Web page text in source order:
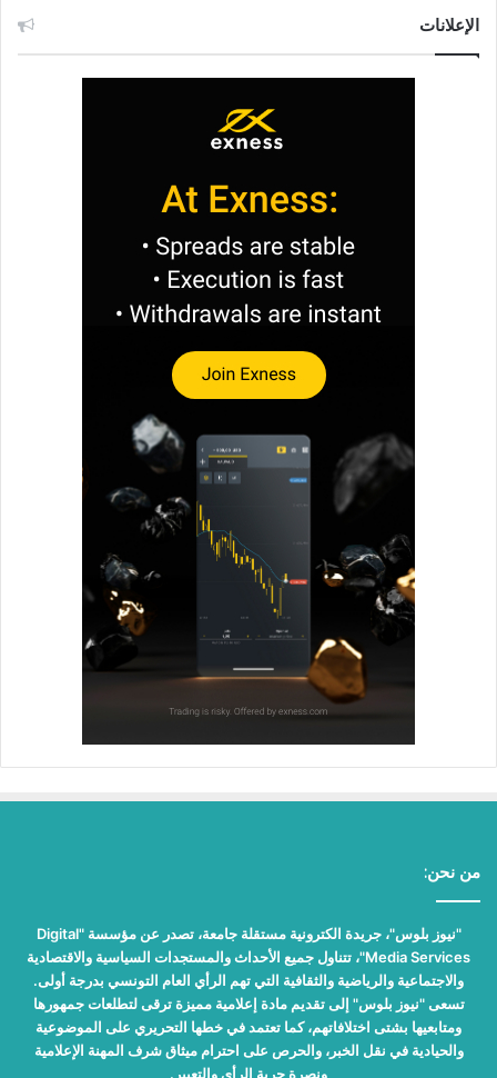
الإعلانات
من نحن:
"نيوز بلوس"، جريدة الكترونية مستقلة جامعة، تصدر عن مؤسسة "Digital
Media Services"، تتناول جميع الأحداث والمستجدات السياسية والاقتصادية
والاجتماعية والرياضية والثقافية التي تهم الرأي العام التونسي بدرجة أولى.
تسعى "نيوز بلوس" إلى تقديم مادة إعلامية مميزة ترقى لتطلعات جمهورها
ومتابعيها بشتى اختلافاتهم، كما تعتمد في خطها التحريري على الموضوعية
والحيادية في نقل الخبر، والحرص على احترام ميثاق شرف المهنة الإعلامية
ونصرة حرية الرأي والتعبير.